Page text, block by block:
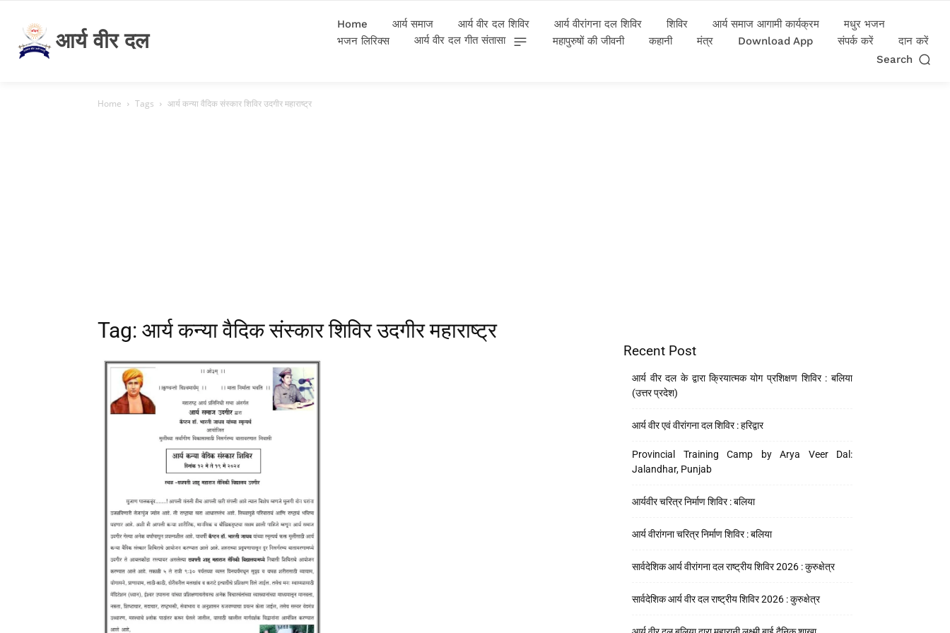
आर्य वीर दल
Home आर्य समाज आर्य वीर दल शिविर आर्य वीरांगना दल शिविर शिविर आर्य समाज आगामी कार्यक्रम
मधुर भजन
भजन लिरिक्स
आर्य वीर दल गीत संतासा महापुरुषों की जीवनी कहानी मंत्र Download App संपर्क करें
दान करें
Search
Home Tags आर्य कन्या वैदिक संस्कार शिविर उदगीर महाराष्ट्र
Tag: आर्य कन्या वैदिक संस्कार शिविर उदगीर महाराष्ट्र
Recent Post
आर्य वीर दल के द्वारा क्रियात्मक योग प्रशिक्षण शिविर : बलिया
(उत्तर प्रदेश)
आर्य वीर एवं वीरांगना दल शिविर : हरिद्वार
Provincial Training Camp by Arya Veer Dal:
Jalandhar, Punjab
आर्यवीर चरित्र निर्माण शिविर : बलिया
आर्य वीरांगना चरित्र निर्माण शिविर : बलिया
सार्वदेशिक आर्य वीरांगना दल राष्ट्रीय शिविर 2026 : कुरुक्षेत्र
सार्वदेशिक आर्य वीर दल राष्ट्रीय शिविर 2026 : कुरुक्षेत्र